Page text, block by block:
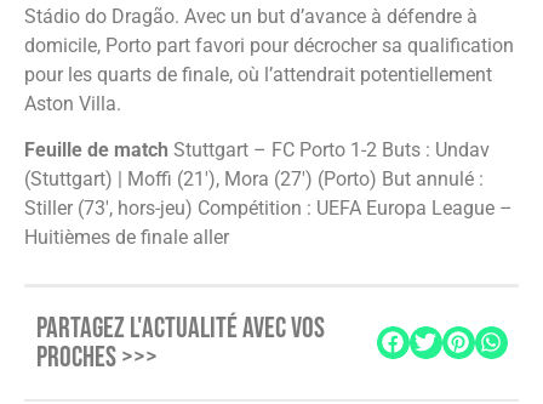
Stádio do Dragão. Avec un but d’avance à défendre à
domicile, Porto part favori pour décrocher sa qualification
pour les quarts de finale, où l’attendrait potentiellement
Aston Villa.
Feuille de match Stuttgart – FC Porto 1-2 Buts : Undav
(Stuttgart) | Moffi (21′), Mora (27′) (Porto) But annulé :
Stiller (73′, hors-jeu) Compétition : UEFA Europa League –
Huitièmes de finale aller
PARTAGEZ L'ACTUALITÉ AVEC VOS
PROCHES >>>